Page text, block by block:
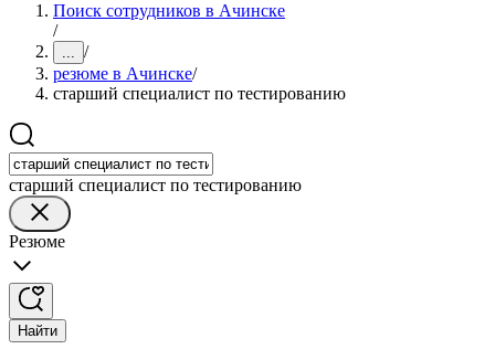
Поиск сотрудников в Ачинске
/
... /
резюме в Ачинске/
старший специалист по тестированию
старший специалист по тестированию
Резюме
Найти